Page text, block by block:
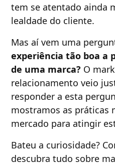
tem se atentado ainda
lealdade do cliente.
Mas aí vem uma
experiência tão boa a
de uma marca? O
relacionamento veio
responder a esta
mostramos as práticas
mercado para atingir
Bateu a curiosidade?
descubra tudo sobre